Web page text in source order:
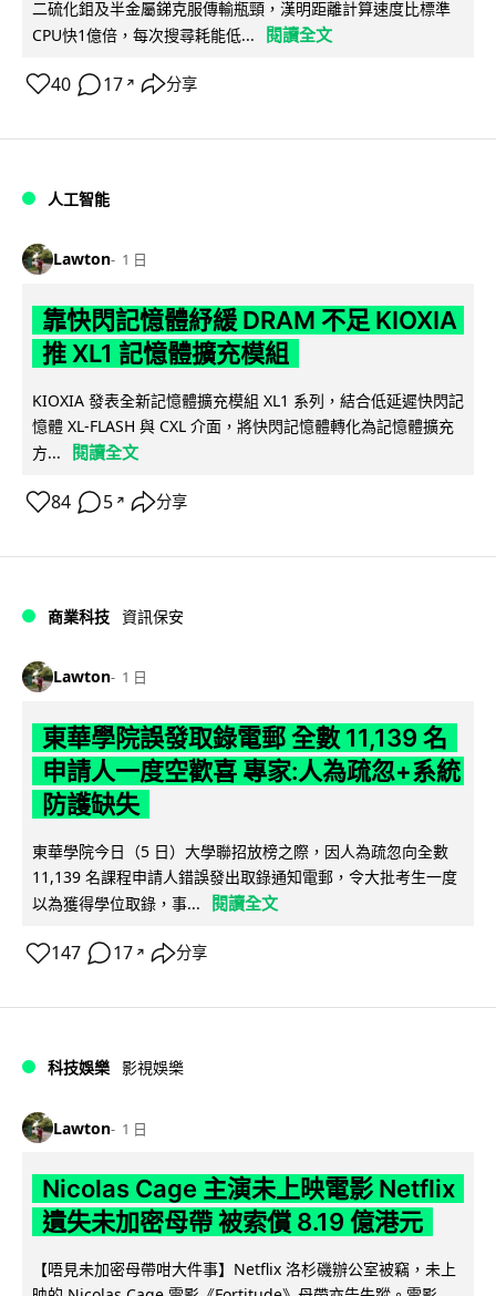
二硫化鉬及半金屬銻克服傳輸瓶頸，漢明距離計算速度比標準
CPU快1億倍，每次搜尋耗能低...
閱讀全文
40 17 ↗ 分享
人工智能
Lawton 1 日
靠快閃記憶體紓緩 DRAM 不足 KIOXIA
推 XL1 記憶體擴充模組
KIOXIA 發表全新記憶體擴充模組 XL1 系列，結合低延遲快閃記
憶體 XL-FLASH 與 CXL 介面，將快閃記憶體轉化為記憶體擴充
方...
閱讀全文
84 5 ↗ 分享
商業科技 資訊保安
Lawton 1 日
東華學院誤發取錄電郵 全數 11,139 名
申請人一度空歡喜 專家:人為疏忽+系統
防護缺失
東華學院今日（5 日）大學聯招放榜之際，因人為疏忽向全數
11,139 名課程申請人錯誤發出取錄通知電郵，令大批考生一度
以為獲得學位取錄，事...
閱讀全文
147 17 ↗ 分享
科技娛樂 影視娛樂
Lawton 1 日
Nicolas Cage 主演未上映電影 Netflix
遺失未加密母帶 被索償 8.19 億港元
【唔見未加密母帶咁大件事】Netflix 洛杉磯辦公室被竊，未上